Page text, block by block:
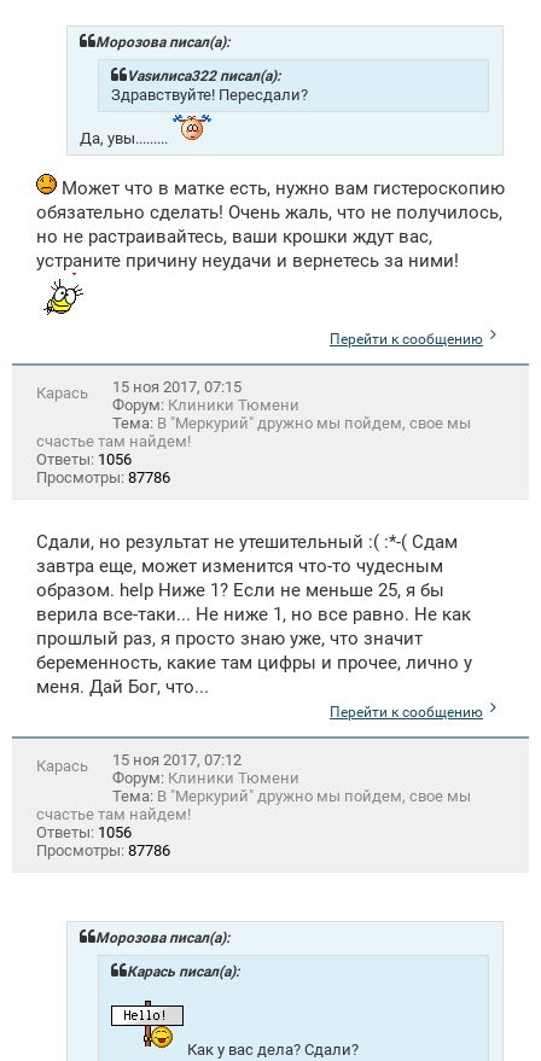
Морозова писал(а):
Vasилиса322 писал(а):
Здравствуйте! Пересдали?
Да, увы.........
Может что в матке есть, нужно вам гистероскопию
обязательно сделать! Очень жаль, что не получилось,
но не растраивайтесь, ваши крошки ждут вас,
устраните причину неудачи и вернетесь за ними!
Перейти к сообщению
Карась
15 ноя 2017, 07:15
Форум: Клиники Тюмени
Тема: В "Меркурий" дружно мы пойдем, свое мы
счастье там найдем!
Ответы: 1056
Просмотры: 87786
Сдали, но результат не утешительный :( :*-( Сдам
завтра еще, может изменится что-то чудесным
образом. help Ниже 1? Если не меньше 25, я бы
верила все-таки... Не ниже 1, но все равно. Не как
прошлый раз, я просто знаю уже, что значит
беременность, какие там цифры и прочее, лично у
меня. Дай Бог, что...
Перейти к сообщению
Карась
15 ноя 2017, 07:12
Форум: Клиники Тюмени
Тема: В "Меркурий" дружно мы пойдем, свое мы
счастье там найдем!
Ответы: 1056
Просмотры: 87786
Морозова писал(а):
Карась писал(а):
Как у вас дела? Сдали?